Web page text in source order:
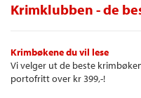
Krimklubben - de
Krimbøkene du vil lese
Vi velger ut de beste
portofritt over kr 399,-!